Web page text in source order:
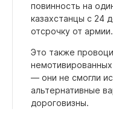
повинность на
казахстанцы с 24
отсрочку от армии.
Это также
— они не смогли
альтернативные
дороговизны.